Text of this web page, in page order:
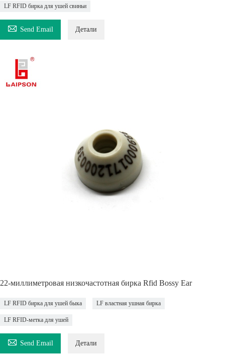
LF RFID бирка для ушей свиньи
 Send Email Детали
22-миллиметровая низкочастотная бирка Rfid Bossy Ear
LF RFID бирка для ушей быка LF властная ушная бирка
LF RFID-метка для ушей
 Send Email Детали